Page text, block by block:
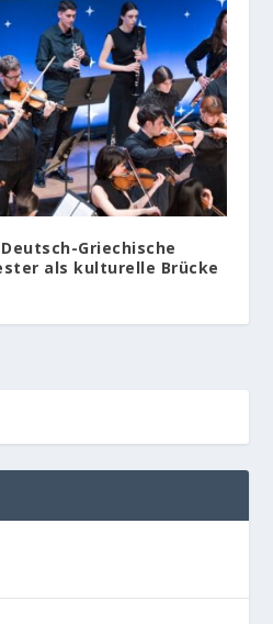
Griechische
als kulturelle Brücke